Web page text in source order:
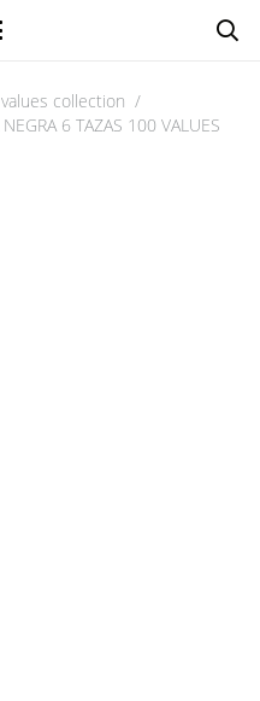
collection /
6 TAZAS 100 VALUES